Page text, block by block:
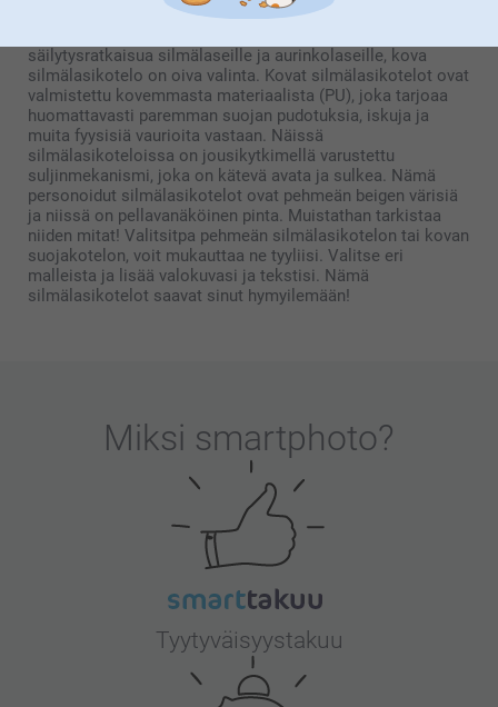
Personoidut silmälasikotelot ovat ihanteellisia pieniä
säilytysratkaisua silmälaseille ja aurinkolaseille, kova
silmälasikotelo on oiva valinta. Kovat silmälasikotelot ovat
valmistettu kovemmasta materiaalista (PU), joka tarjoaa
huomattavasti paremman suojan pudotuksia, iskuja ja
muita fyysisiä vaurioita vastaan. Näissä
silmälasikoteloissa on jousikytkimellä varustettu
suljinmekanismi, joka on kätevä avata ja sulkea. Nämä
personoidut silmälasikotelot ovat pehmeän beigen värisiä
ja niissä on pellavanäköinen pinta. Muistathan tarkistaa
niiden mitat! Valitsitpa pehmeän silmälasikotelon tai kovan
suojakotelon, voit mukauttaa ne tyyliisi. Valitse eri
malleista ja lisää valokuvasi ja tekstisi. Nämä
silmälasikotelot saavat sinut hymyilemään!
Miksi smartphoto?
Tyytyväisyystakuu